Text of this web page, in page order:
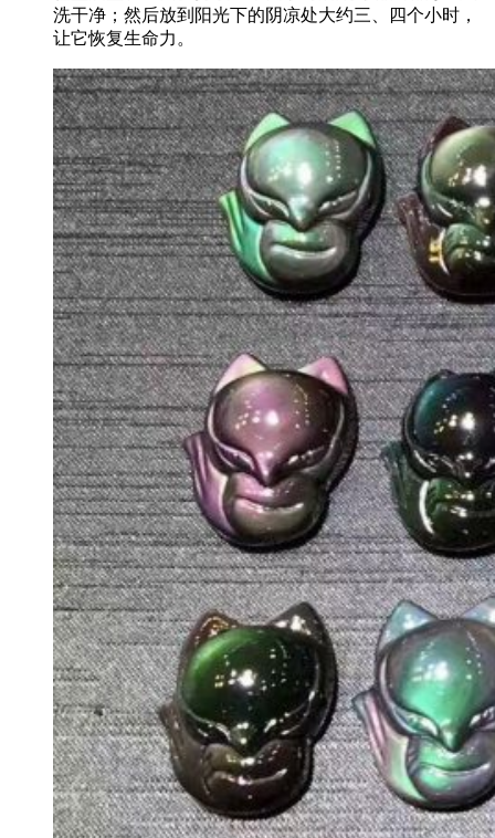
洗干净；然后放到阳光下的阴凉处大约三、四个小时，
让它恢复生命力。